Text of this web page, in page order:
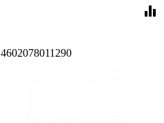
equalizer
4602078011290